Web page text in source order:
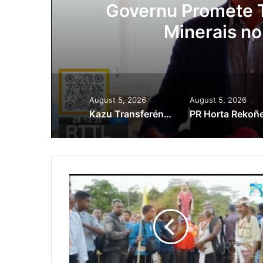
Governu Promete Tau
Minerais no
August 5, 2026
Kazu Transferénsia Osan Millaun 42 Husi Singapura, Advogadu Sei Halo Rekursu
August 5, 2026